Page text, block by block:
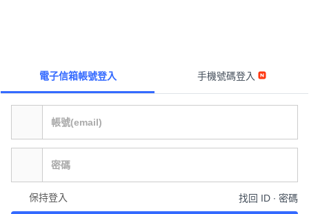
電子信箱帳號登入 手機號碼登入
保持登入 找回 ID ∙ 密碼